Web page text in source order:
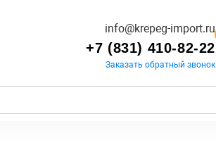
info@krepeg-import.ru
+7 (831) 410-82-22
Заказать обратный звонок